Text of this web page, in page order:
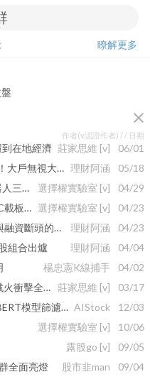
瞭解更多
close
作者(v認證作者) / / 日期
在地經濟 莊家思維 [v]
06/01
低軌衛星、機器人、AI設備三路噴發！大戶無視大盤重挫，偷偷卡位這幾檔… 理財阿涵
05/18
5日線急救成功！記憶體、金融、機器人三路卡位，留意這幾檔
選擇權實驗室 [v]
04/29
950點上影線清洗籌碼、熱錢已卡進IC載板與HBM轉單 選擇權實驗室 [v]
04/23
史上最瘋狂 1.4 兆大怒神：外資護盤與融資斷頭的殊死戰
理財阿涵
04/23
組合出爐
理財阿涵
04/04
楊忠憲K線捕手
04/02
2026-03-17 同一天，兩個世界 中東戰火衝擊全球經貿與科技布局 莊家思維 [v]
03/17
2025-12-03-財經重要新聞(深度學習BERT模型篩濾實驗-非投資建議) AIStock
12/03
選擇權實驗室 [v]
10/06
露股go [v]
09/05
全面亮燈
股市韭man 09/04